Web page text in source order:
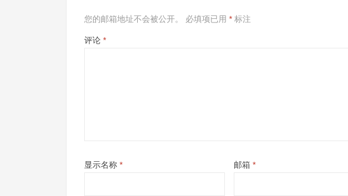
您的邮箱地址不会被公开。 必填项已用 * 标注
评论 *
显示名称 * 邮箱 *